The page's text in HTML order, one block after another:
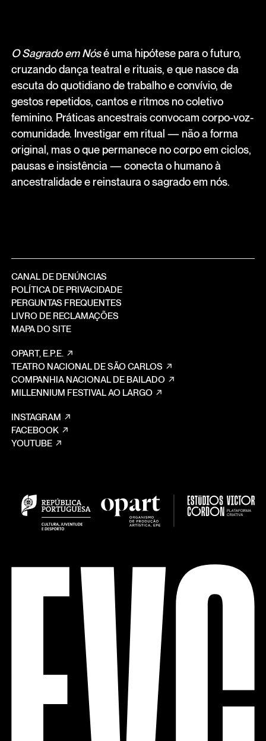
O Sagrado em Nósé uma hipótese para o futuro,
cruzando dança teatral e rituais, e que nasce da
escuta do quotidiano de trabalho e convívio, de
gestos repetidos, cantos e ritmos no coletivo
feminino. Práticas ancestrais convocam corpo-voz-
comunidade. Investigar em ritual — não a forma
original, mas o que permanece no corpo em ciclos,
pausas e insistência — conecta o humano à
ancestralidade e reinstaura o sagrado em nós.
CANAL DE DENÚNCIAS
POLÍTICA DE PRIVACIDADE
PERGUNTAS FREQUENTES
LIVRO DE RECLAMAÇÕES
MAPA DO SITE
OPART, E.P.E.
TEATRO NACIONAL DE SÃO CARLOS
COMPANHIA NACIONAL DE BAILADO
MILLENNIUM FESTIVAL AO LARGO
INSTAGRAM
FACEBOOK
YOUTUBE